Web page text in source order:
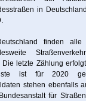
in
finden alle
Die letzte Zählung
ist für 2020
stehen ebenfalls
für